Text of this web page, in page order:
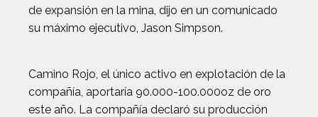
de expansión en la mina, dijo en un comunicado
su máximo ejecutivo, Jason Simpson.
Camino Rojo, el único activo en explotación de la
compañía, aportaría 90.000-100.000oz de oro
este año. La compañía declaró su producción